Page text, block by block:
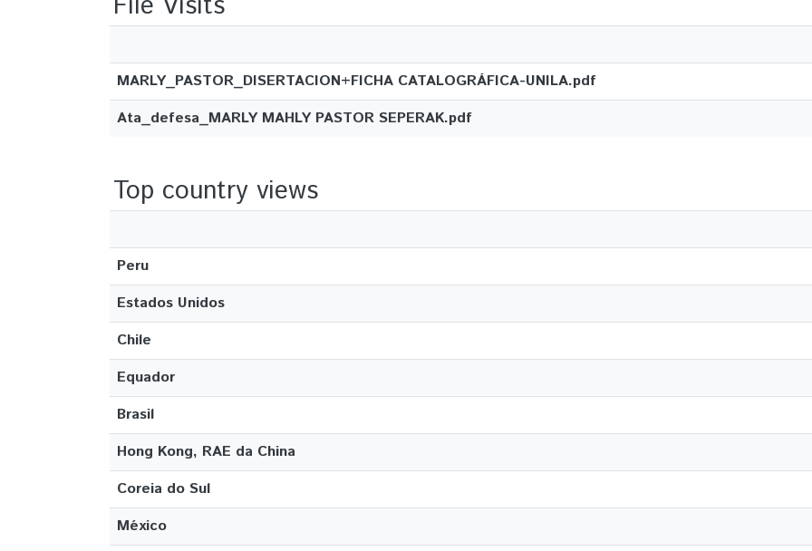
MARLY_PASTOR_DISERTACION+FICHA CATALOGRÁFICA-UNILA.pdf
Ata_defesa_MARLY MAHLY PASTOR SEPERAK.pdf
Top country views
Peru
Estados Unidos
Chile
Equador
Brasil
Hong Kong, RAE da China
Coreia do Sul
México